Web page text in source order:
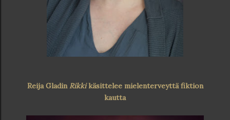
Reija GladinRikkikäsittelee mielenterveyttä fiktion
kautta